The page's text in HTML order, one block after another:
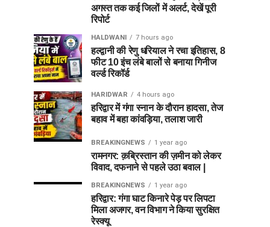
अगस्त तक कई जिलों में अलर्ट, देखें पूरी
रिपोर्ट
HALDWANI 7 hours ago
हल्द्वानी की रेणु धरियाल ने रचा इतिहास, 8
फीट 10 इंच लंबे बालों से बनाया गिनीज
वर्ल्ड रिकॉर्ड
HARIDWAR 4 hours ago
हरिद्वार में गंगा स्नान के दौरान हादसा, तेज
बहाव में बहा कांवड़िया, तलाश जारी
BREAKINGNEWS 1 year ago
रामनगर: क़ब्रिस्तान की ज़मीन को लेकर
विवाद, दफनाने से पहले उठा बवाल |
BREAKINGNEWS 1 year ago
हरिद्वार: गंगा घाट किनारे पेड़ पर लिपटा
मिला अजगर, वन विभाग ने किया सुरक्षित
रेस्क्यू